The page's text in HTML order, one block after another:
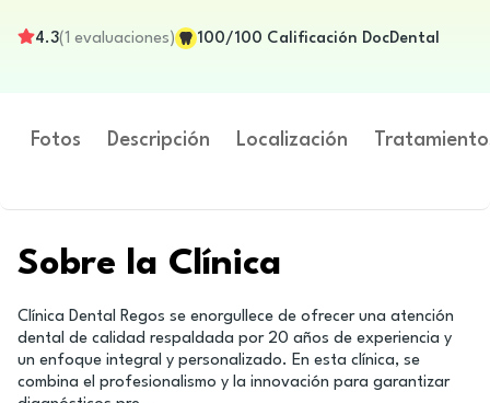
4.3(1 evaluaciones) 100/100 Calificación DocDental
Fotos Descripción Localización
Sobre la Clínica
Clínica Dental Regos se enorgullece de ofrecer una atención
dental de calidad respaldada por 20 años de experiencia y
un enfoque integral y personalizado. En esta clínica, se
combina el profesionalismo y la innovación para garantizar